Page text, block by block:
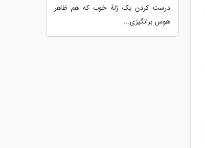
درست کردن یک ژلۀ خوب که هم ظاهر
هوس برانگیزی...